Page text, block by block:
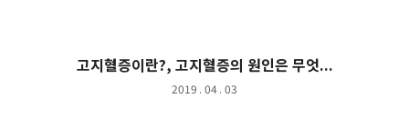
고지혈증이란?, 고지혈증의 원인은 무엇...
2019 . 04 . 03